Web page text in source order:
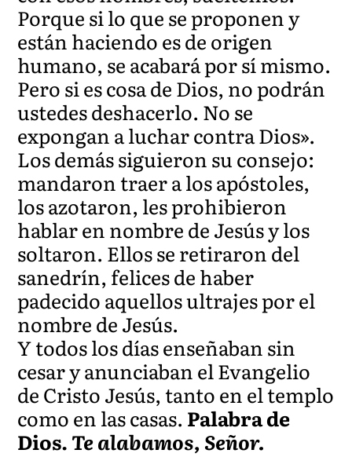
Porque si lo que se proponen y
están haciendo es de origen
humano, se acabará por sí mismo.
Pero si es cosa de Dios, no podrán
ustedes deshacerlo. No se
expongan a luchar contra Dios».
Los demás siguieron su consejo:
mandaron traer a los apóstoles,
los azotaron, les prohibieron
hablar en nombre de Jesús y los
soltaron. Ellos se retiraron del
sanedrín, felices de haber
padecido aquellos ultrajes por el
nombre de Jesús.
Y todos los días enseñaban sin
cesar y anunciaban el Evangelio
de Cristo Jesús, tanto en el templo
como en las casas. Palabra de
Dios.Te alabamos, Señor.